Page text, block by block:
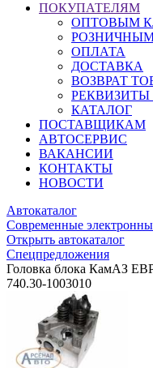
ПОКУПАТЕЛЯМ
ОПТОВЫМ
ОПЛАТА
ДОСТАВКА
ВОЗВРАТ
КАТАЛОГ
ПОСТАВЩИКАМ
АВТОСЕРВИС
ВАКАНСИИ
КОНТАКТЫ
НОВОСТИ
Автокаталог
Современные
Открыть автокаталог
Спецпредложения
Головка блока КамАЗ
740.30-1003010